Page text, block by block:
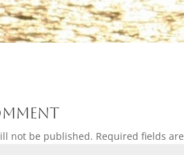
not be published. Required fields